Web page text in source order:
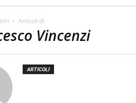
Articoli di
Vincenzi
ARTICOLI